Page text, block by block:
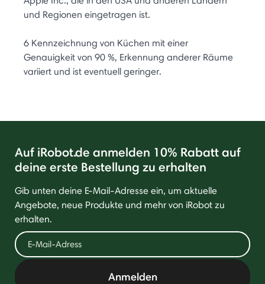
und Regionen eingetragen ist.
6 Kennzeichnung von Küchen mit einer
Genauigkeit von 90 %, Erkennung anderer Räume
variiert und ist eventuell geringer.
Auf iRobot.de anmelden 10% Rabatt auf
deine erste Bestellung zu erhalten
Gib unten deine E-Mail-Adresse ein, um aktuelle
Angebote, neue Produkte und mehr von iRobot zu
erhalten.
Anmelden